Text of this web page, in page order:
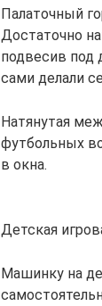
Палаточный
Достаточно
подвесив под
сами делали
Натянутая
футбольных
в окна.
Детская
Машинку на